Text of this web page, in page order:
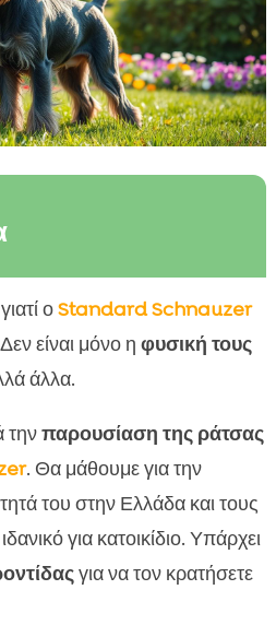
Standard Schnauzer
του Standard
του Standard Schnauzer
για τον Standard
του Standard Schnauzer
Παρουσίαση ράτσας
οStandard Schnauzer
είναι μόνο η φυσική τους
άλλα.
τηνπαρουσίαση της ράτσας
. Θα μάθουμε για την
του στην Ελλάδα και τους
για κατοικίδιο. Υπάρχει
για να τον κρατήσετε